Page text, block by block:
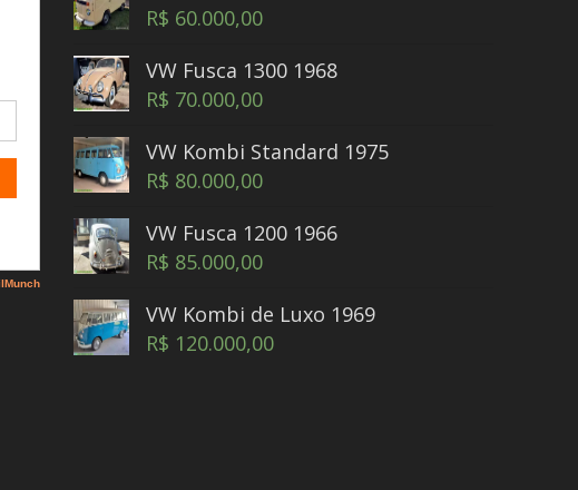
R$ 60.000,00
VW Fusca 1300 1968
R$ 70.000,00
VW Kombi Standard 1975
R$ 80.000,00
VW Fusca 1200 1966
R$ 85.000,00
VW Kombi de Luxo 1969
R$ 120.000,00